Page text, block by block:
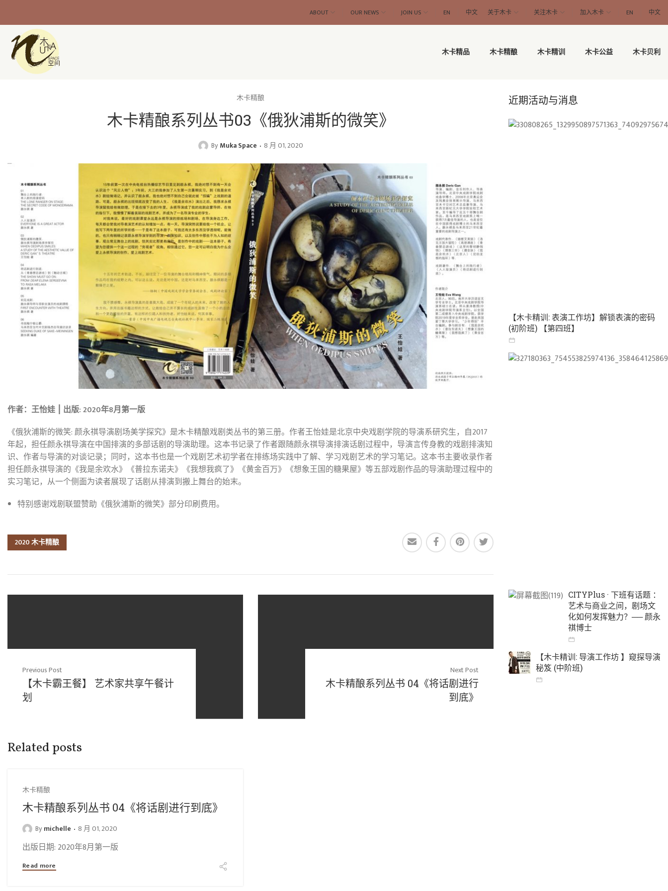
ABOUT OUR NEWS JOIN US EN 中文 关于木卡 关注木卡 加入木卡 EN 中文
木卡精品 木卡精酿 木卡精训 木卡公益 木卡贝利
近期活动与消息
【木卡精训: 表演工作坊】解锁表演的密码
(初阶班) 【第四班】
CITYPlus · 下班有话题 ：
艺术与商业之间，剧场文
化如何发挥魅力？── 颜永
祺博士
【木卡精训: 导演工作坊 】窥探导演
秘笈 (中阶班)
木卡精酿
木卡精酿系列丛书03《俄狄浦斯的微笑》
By Muka Space 8 月 01, 2020
作者：王怡娃 出版: 2020年8月第一版
《俄狄浦斯的微笑: 颜永祺导演剧场美学探究》是木卡精酿戏剧类丛书的第三册。作者王怡娃是北京中央戏剧学院的导演系研究生，自2017
年起，担任颜永祺导演在中国排演的多部话剧的导演助理。这本书记录了作者跟随颜永祺导演排演话剧过程中，导演言传身教的戏剧排演知
识、作者与导演的对谈记录；同时，这本书也是一个戏剧艺术初学者在排练场实践中了解、学习戏剧艺术的学习笔记。这本书主要收录作者
担任颜永祺导演的《我是余欢水》《普拉东诺夫》《我想我疯了》《黄金百万》《想象王国的糖果屋》等五部戏剧作品的导演助理过程中的
实习笔记，从一个侧面为读者展现了话剧从排演到搬上舞台的始末。
特别感谢戏剧联盟赞助《俄狄浦斯的微笑》部分印刷费用。
2020 木卡精酿
Previous Post
【木卡霸王餐】 艺术家共享午餐计
划
Next Post
木卡精酿系列丛书 04《将话剧进行
到底》
Related posts
木卡精酿
木卡精酿系列丛书 04《将话剧进行到底》
By michelle 8 月 01, 2020
出版日期: 2020年8月第一版
Read more